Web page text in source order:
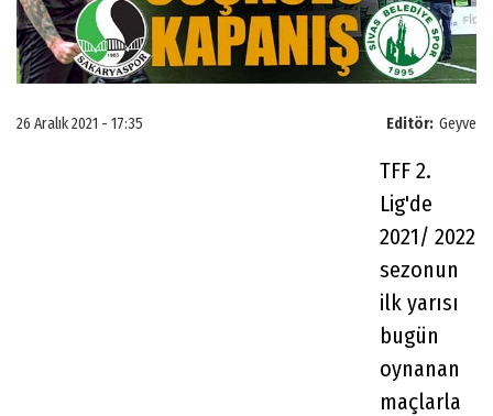
Editör: Geyve
26 Aralık 2021 - 17:35
TFF 2.
Lig'de
2021/ 2022
sezonun
ilk yarısı
bugün
oynanan
maçlarla